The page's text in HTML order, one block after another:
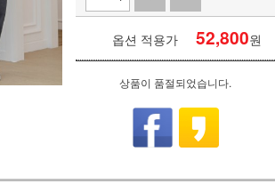
옵션 적용가 52,800원
상품이 품절되었습니다.